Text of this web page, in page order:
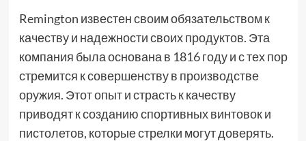
Remington известен своим обязательством к
качеству и надежности своих продуктов. Эта
компания была основана в 1816 году и с тех пор
стремится к совершенству в производстве
оружия. Этот опыт и страсть к качеству
приводят к созданию спортивных винтовок и
пистолетов, которые стрелки могут доверять.